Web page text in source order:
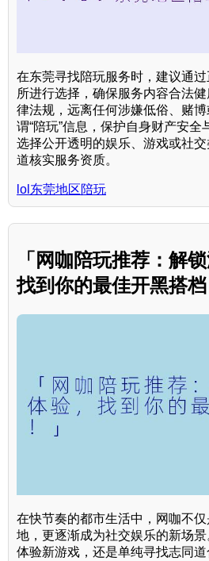
在东莞寻找陪玩服务时，建议通
所进行选择，确保服务内容合法
律法规，远离任何涉嫌低俗、赌
谓“陪玩”信息，保护自身财产安
选择公开透明的娱乐、游戏或社
道核实服务资质。
lol东莞地区陪玩
「网咖陪玩推荐：解
找到你的最佳开黑搭档
在快节奏的都市生活中，网咖不
地，更逐渐成为社交娱乐的新场景
体验新游戏，还是单纯寻找志同